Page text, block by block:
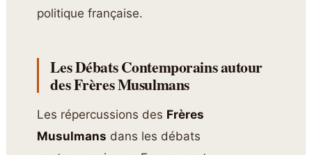
politique française.
Les Débats Contemporains autour
des Frères Musulmans
Les répercussions des Frères
Musulmans dans les débats